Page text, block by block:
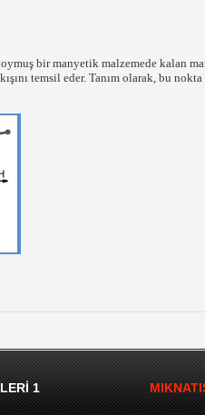
bir manyetik malzemede kalan
temsil eder. Tanım olarak, bu
1